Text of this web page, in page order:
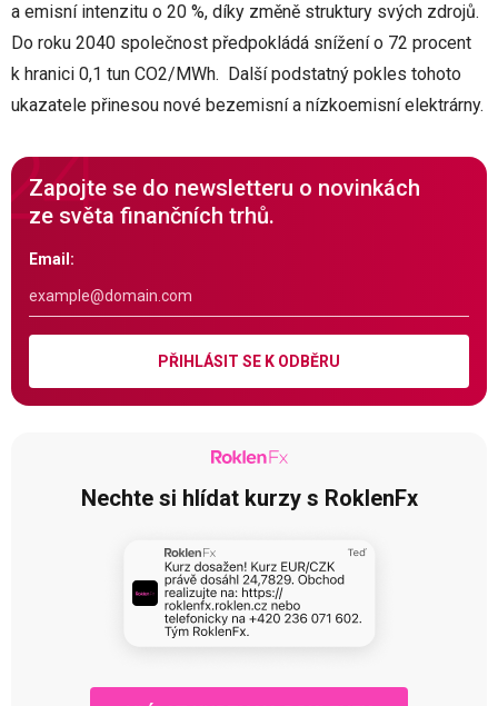
a emisní intenzitu o 20 %, díky změně struktury svých zdrojů.
Do roku 2040 společnost předpokládá snížení o 72 procent
k hranici 0,1 tun CO2/MWh. Další podstatný pokles tohoto
ukazatele přinesou nové bezemisní a nízkoemisní elektrárny.
Zapojte se do newsletteru o novinkách
ze světa finančních trhů.
Email:
PŘIHLÁSIT SE K ODBĚRU
Nechte si hlídat kurzy s RoklenFx